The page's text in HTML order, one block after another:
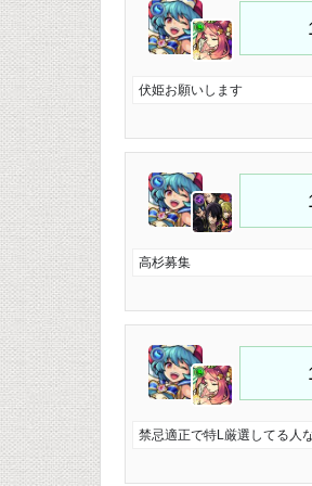
伏姫お願いします
高杉募集
禁忌適正で特L厳選してる人